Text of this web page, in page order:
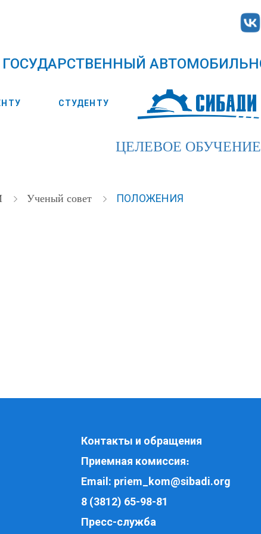
ГОСУДАРСТВЕННЫЙ
СТУДЕНТУ
ЦЕЛЕВОЕ ОБУЧЕНИЕ
Ученый совет ПОЛОЖЕНИЯ
Контакты и обращения
Приемная комиссия:
Email: priem_kom@sibadi.org
8 (3812) 65-98-81
Пресс-служба